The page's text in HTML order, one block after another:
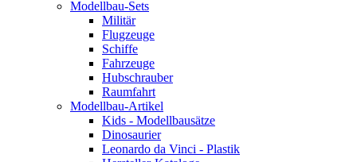
Modellbau-Sets
Militär
Flugzeuge
Schiffe
Fahrzeuge
Hubschrauber
Raumfahrt
Modellbau-Artikel
Kids - Modellbausätze
Dinosaurier
Leonardo da Vinci - Plastik